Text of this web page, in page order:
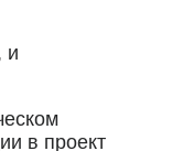
и
в проект